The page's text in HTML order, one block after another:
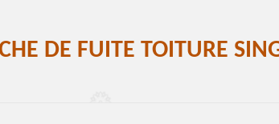
DE FUITE TOITURE